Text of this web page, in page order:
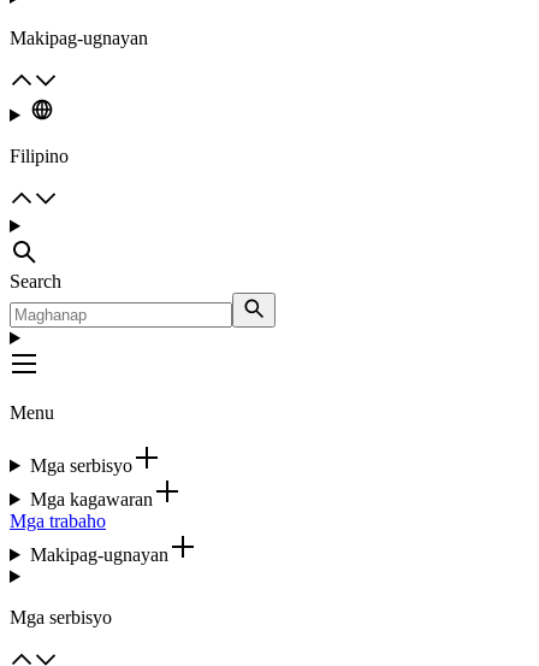
Makipag-ugnayan
Filipino
Search
Menu
Mga serbisyo
Mga kagawaran
Mga trabaho
Makipag-ugnayan
Mga serbisyo